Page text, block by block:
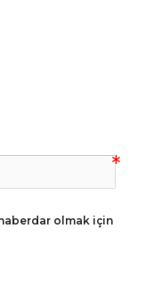
olmak için